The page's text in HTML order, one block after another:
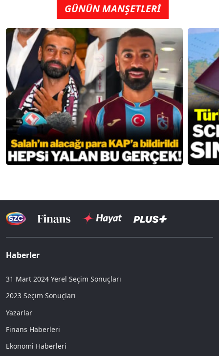
GÜNÜN MANŞETLERİ
Haberler
31 Mart 2024 Yerel Seçim Sonuçları
2023 Seçim Sonuçları
Yazarlar
Finans Haberleri
Ekonomi Haberleri